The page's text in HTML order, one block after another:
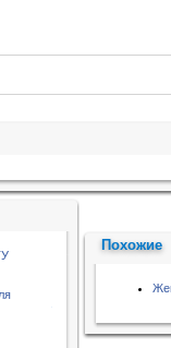
Похожие